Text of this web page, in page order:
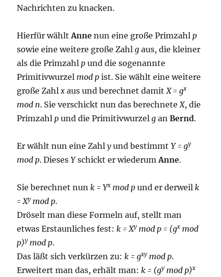
Nachrichten zu knacken.
Hierfür wähltAnne nun eine große Primzahlp
sowie eine weitere große Zahlg aus, die kleiner
als die Primzahlp und die sogenannte
Primitivwurzel mod p ist. Sie wählt eine weitere
große Zahlx aus und berechnet damitX = gx
mod n. Sie verschickt nun das berechneteX, die
Primzahlp und die Primitivwurzelg anBernd.
Er wählt nun eine Zahlyund bestimmtY = gy
mod p. DiesesYschickt er wiederumAnne.
Sie berechnet nunk = Yx mod p und er derweilk
= Xymod p.
Dröselt man diese Formeln auf, stellt man
etwas Erstaunliches fest:k = Xymod p = (gx mod
p)ymod p.
Das läßt sich verkürzen zu:k = gxymod p.
Erweitert man das, erhält man:k = (gymod p)x